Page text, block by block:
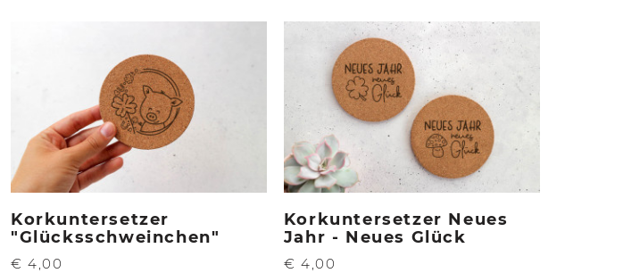
Korkuntersetzer
"Glücksschweinchen"
€ 4,00
Korkuntersetzer Neues
Jahr - Neues Glück
€ 4,00